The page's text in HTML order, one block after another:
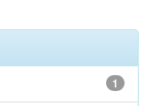
1